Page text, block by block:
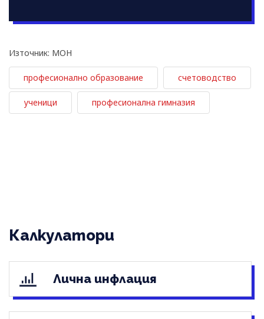
Източник: МОН
професионално образование счетоводство
ученици професионална гимназия
Калкулатори
Лична инфлация